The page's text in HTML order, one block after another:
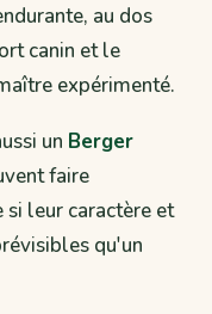
au dos
canin et le
expérimenté.
un Berger
faire
leur caractère et
qu'un